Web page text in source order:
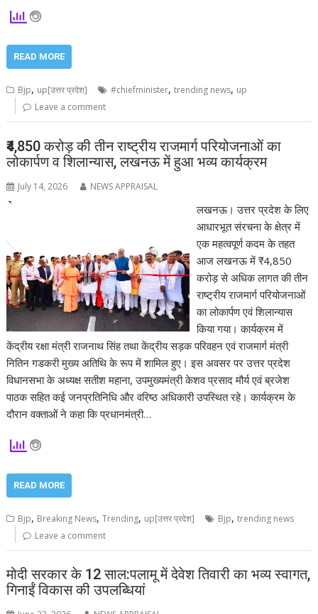
READ MORE
Bjp, up[उत्तर प्रदेश] #chiefminister,trending news, up
Leave a comment
₹4,850 करोड़ की तीन राष्ट्रीय राजमार्ग परियोजनाओं का
लोकार्पण व शिलान्यास, लखनऊ में हुआ भव्य कार्यक्रम
July 14, 2026 NEWS APPRAISAL
लखनऊ। उत्तर प्रदेश के लिए
आधारभूत संरचना के क्षेत्र में
एक महत्वपूर्ण कदम के तहत
आज लखनऊ में ₹4,850
करोड़ से अधिक लागत की तीन
राष्ट्रीय राजमार्ग परियोजनाओं
का लोकार्पण एवं शिलान्यास
किया गया। कार्यक्रम में
केंद्रीय रक्षा मंत्री राजनाथ सिंह तथा केंद्रीय सड़क परिवहन एवं राजमार्ग मंत्री
नितिन गडकरी मुख्य अतिथि के रूप में शामिल हुए। इस अवसर पर उत्तर प्रदेश
विधानसभा के अध्यक्ष सतीश महाना, उपमुख्यमंत्री केशव प्रसाद मौर्य एवं ब्रजेश
पाठक सहित कई जनप्रतिनिधि और वरिष्ठ अधिकारी उपस्थित रहे। कार्यक्रम के
दौरान वक्ताओं ने कहा कि प्रधानमंत्री…
READ MORE
Bjp, Breaking News,Trending, up[उत्तर प्रदेश] Bjp,trending news
Leave a comment
मोदी सरकार के 12 साल:पलामू में देवेश तिवारी का भव्य स्वागत,
गिनाईं विकास की उपलब्धियां